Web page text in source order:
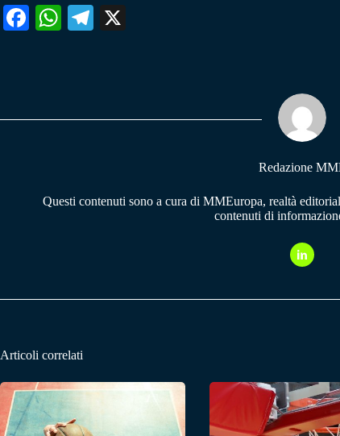
Fa W
pp
Te
m
Redazione
Questi contenuti sono a cura di MMEuropa, realtà
contenuti di
Articoli correlati